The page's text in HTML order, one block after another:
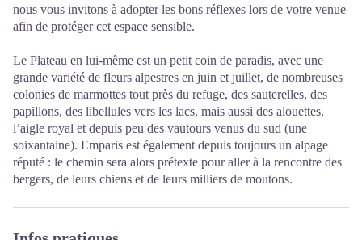
nous vous invitons à adopter les bons réflexes lors de votre venue
afin de protéger cet espace sensible.
Le Plateau en lui-même est un petit coin de paradis, avec une
grande variété de fleurs alpestres en juin et juillet, de nombreuses
colonies de marmottes tout près du refuge, des sauterelles, des
papillons, des libellules vers les lacs, mais aussi des alouettes,
l’aigle royal et depuis peu des vautours venus du sud (une
soixantaine). Emparis est également depuis toujours un alpage
réputé : le chemin sera alors prétexte pour aller à la rencontre des
bergers, de leurs chiens et de leurs milliers de moutons.